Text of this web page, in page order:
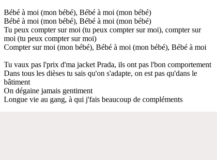
Bébé à moi (mon bébé), Bébé à moi (mon bébé)
Bébé à moi (mon bébé), Bébé à moi (mon bébé)
Tu peux compter sur moi (tu peux compter sur moi), compter sur
moi (tu peux compter sur moi)
Compter sur moi (mon bébé), Bébé à moi (mon bébé), Bébé à moi
Tu vaux pas l'prix d'ma jacket Prada, ils ont pas l'bon comportement
Dans tous les dièses tu sais qu'on s'adapte, on est pas qu'dans le
bâtiment
On dégaine jamais gentiment
Longue vie au gang, à qui j'fais beaucoup de compléments